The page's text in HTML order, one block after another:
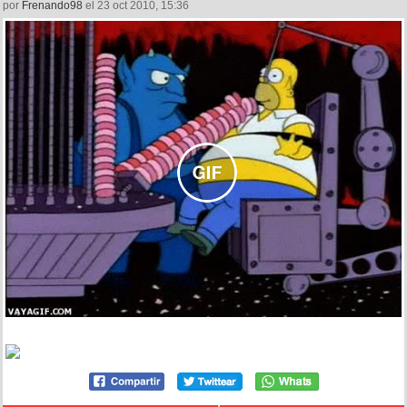
por Frenando98 el 23 oct 2010, 15:36